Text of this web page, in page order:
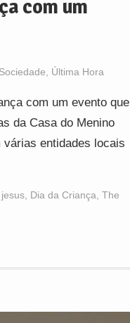
com um
Sociedade Última Hora
com um evento que
da Casa do Menino
várias entidades locais
, Dia da Criança The